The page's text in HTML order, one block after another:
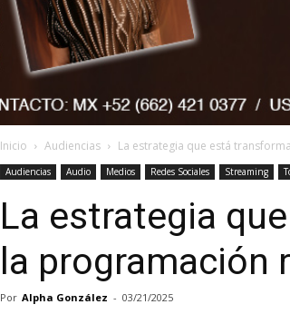
Inicio Audiencias La estrategia que está
Audiencias Audio Medios Redes Sociales Streaming
La estrategia
la programación
Por Alpha González - 03/21/2025